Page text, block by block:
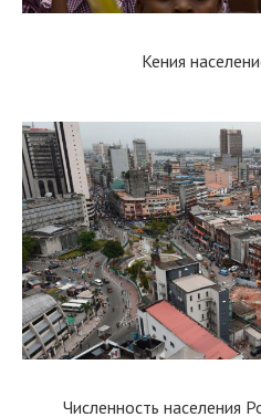
Кения
Численность населения